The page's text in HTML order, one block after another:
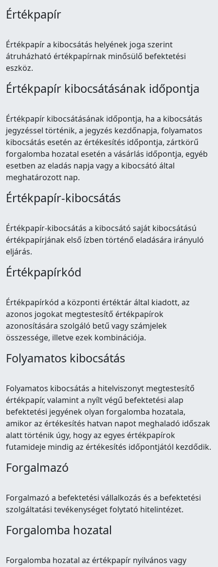
Értékpapír
Értékpapír a kibocsátás helyének joga szerint
átruházható értékpapírnak minősülő befektetési
eszköz.
Értékpapír kibocsátásának időpontja
Értékpapír kibocsátásának időpontja, ha a kibocsátás
jegyzéssel történik, a jegyzés kezdőnapja, folyamatos
kibocsátás esetén az értékesítés időpontja, zártkörű
forgalomba hozatal esetén a vásárlás időpontja, egyéb
esetben az eladás napja vagy a kibocsátó által
meghatározott nap.
Értékpapír-kibocsátás
Értékpapír-kibocsátás a kibocsátó saját kibocsátású
értékpapírjának első ízben történő eladására irányuló
eljárás.
Értékpapírkód
Értékpapírkód a központi értéktár által kiadott, az
azonos jogokat megtestesítő értékpapírok
azonosítására szolgáló betű vagy számjelek
összessége, illetve ezek kombinációja.
Folyamatos kibocsátás
Folyamatos kibocsátás a hitelviszonyt megtestesítő
értékpapír, valamint a nyílt végű befektetési alap
befektetési jegyének olyan forgalomba hozatala,
amikor az értékesítés hatvan napot meghaladó időszak
alatt történik úgy, hogy az egyes értékpapírok
futamideje mindig az értékesítés időpontjától kezdődik.
Forgalmazó
Forgalmazó a befektetési vállalkozás és a befektetési
szolgáltatási tevékenységet folytató hitelintézet.
Forgalomba hozatal
Forgalomba hozatal az értékpapír nyilvános vagy